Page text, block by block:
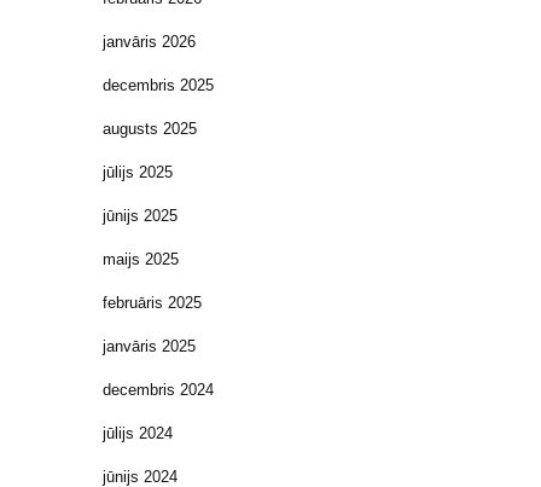
janvāris 2026
decembris 2025
augusts 2025
jūlijs 2025
jūnijs 2025
maijs 2025
februāris 2025
janvāris 2025
decembris 2024
jūlijs 2024
jūnijs 2024